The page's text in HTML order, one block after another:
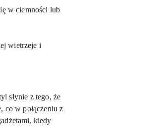
w ciemności lub
wietrzeje i
słynie z tego, że
co w połączeniu z
kiedy